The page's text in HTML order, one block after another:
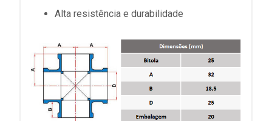
Alta resistência e durabilidade